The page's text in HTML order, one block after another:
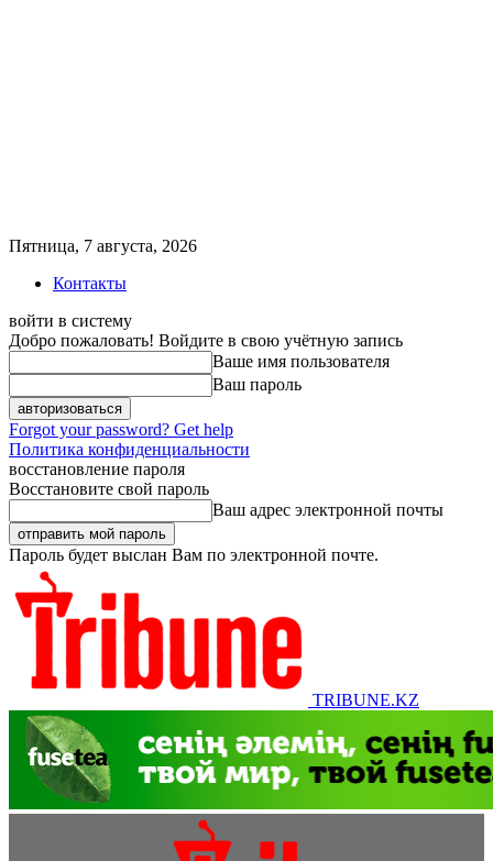
Пятница, 7 августа, 2026
Контакты
войти в систему
Добро пожаловать! Войдите в свою учётную запись
Ваше имя пользователя
Ваш пароль
Forgot your password? Get help
Политика конфиденциальности
восстановление пароля
Восстановите свой пароль
Ваш адрес электронной почты
Пароль будет выслан Вам по электронной почте.
TRIBUNE.KZ